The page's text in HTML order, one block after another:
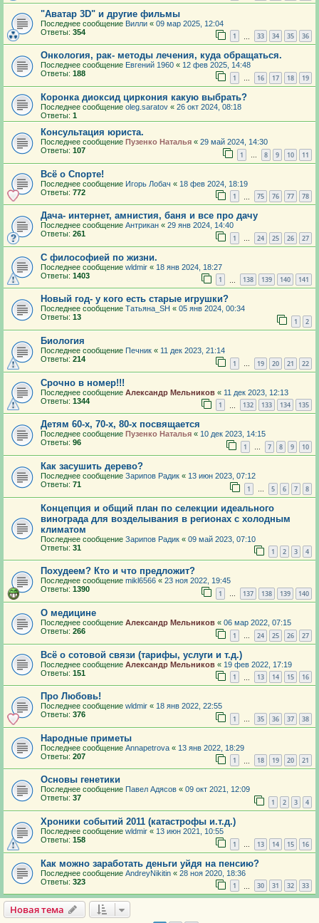
"Аватар 3D" и другие фильмы
Последнее сообщение Вилли « 09 мар 2025, 12:04
Ответы: 354 1 33 34 35 36
Онкология, рак- методы лечения, куда обращаться.
Последнее сообщение Евгений 1960 « 12 фев 2025, 14:48
Ответы: 188 1 … 16 17 18 19
Коронка диоксид циркония какую выбрать?
Последнее сообщение oleg.saratov « 26 окт 2024, 08:18
Ответы: 1
Консультация юриста.
Последнее сообщение Пузенко Наталья « 29 май 2024, 14:30
Ответы: 107 1 8 9 10 11
Всё о Спорте!
Последнее сообщение Игорь Лобач « 18 фев 2024, 18:19
Ответы: 772 1 75 76 77 78
Дача- интернет, амнистия, баня и все про дачу
Последнее сообщение Антрикан « 29 янв 2024, 14:40
Ответы: 261 1 … 24 25 26 27
С философией по жизни.
Последнее сообщение wldmir « 18 янв 2024, 18:27
Ответы: 1403 1 138 139 140 141
Новый год- у кого есть старые игрушки?
Последнее сообщение Татьяна_SH « 05 янв 2024, 00:34
Ответы: 13 1 2
Биология
Последнее сообщение Печник « 11 дек 2023, 21:14
Ответы: 214 1 … 19 20 21 22
Срочно в номер!!!
Последнее сообщение Александр Мельников « 11 дек 2023, 12:13
Ответы: 1344 1 132 133 134 135
Детям 60-х, 70-х, 80-х посвящается
Последнее сообщение Пузенко Наталья « 10 дек 2023, 14:15
Ответы: 96 1 … 7 8 9 10
Как засушить дерево?
Последнее сообщение Зарипов Радик « 13 июн 2023, 07:12
Ответы: 71 1 … 5 6 7 8
Концепция и общий план по селекции идеального
винограда для возделывания в регионах с холодным
климатом
Последнее сообщение Зарипов Радик « 09 май 2023, 07:10
Ответы: 31 1 2 3 4
Похудеем? Кто и что предложит?
Последнее сообщение mikl6566 « 23 ноя 2022, 19:45
Ответы: 1390 1 … 137 138 139 140
О медицине
Последнее сообщение Александр Мельников « 06 мар 2022, 07:15
Ответы: 266 1 … 24 25 26 27
Всё о сотовой связи (тарифы, услуги и т.д.)
Последнее сообщение Александр Мельников « 19 фев 2022, 17:19
Ответы: 151 1 13 14 15 16
Про Любовь!
Последнее сообщение wldmir « 18 янв 2022, 22:55
Ответы: 376 1 … 35 36 37 38
Народные приметы
Последнее сообщение Annapetrova « 13 янв 2022, 18:29
Ответы: 207 1 18 19 20 21
Основы генетики
Последнее сообщение Павел Адясов « 09 окт 2021, 12:09
Ответы: 37 1 2 3 4
Хроники событий 2011 (катастрофы и.т.д.)
Последнее сообщение wldmir « 13 июн 2021, 10:55
Ответы: 158 1 … 13 14 15 16
Как можно заработать деньги уйдя на пенсию?
Последнее сообщение AndreyNikitin « 28 ноя 2020, 18:36
Ответы: 323 1 30 31 32 33
Новая тема